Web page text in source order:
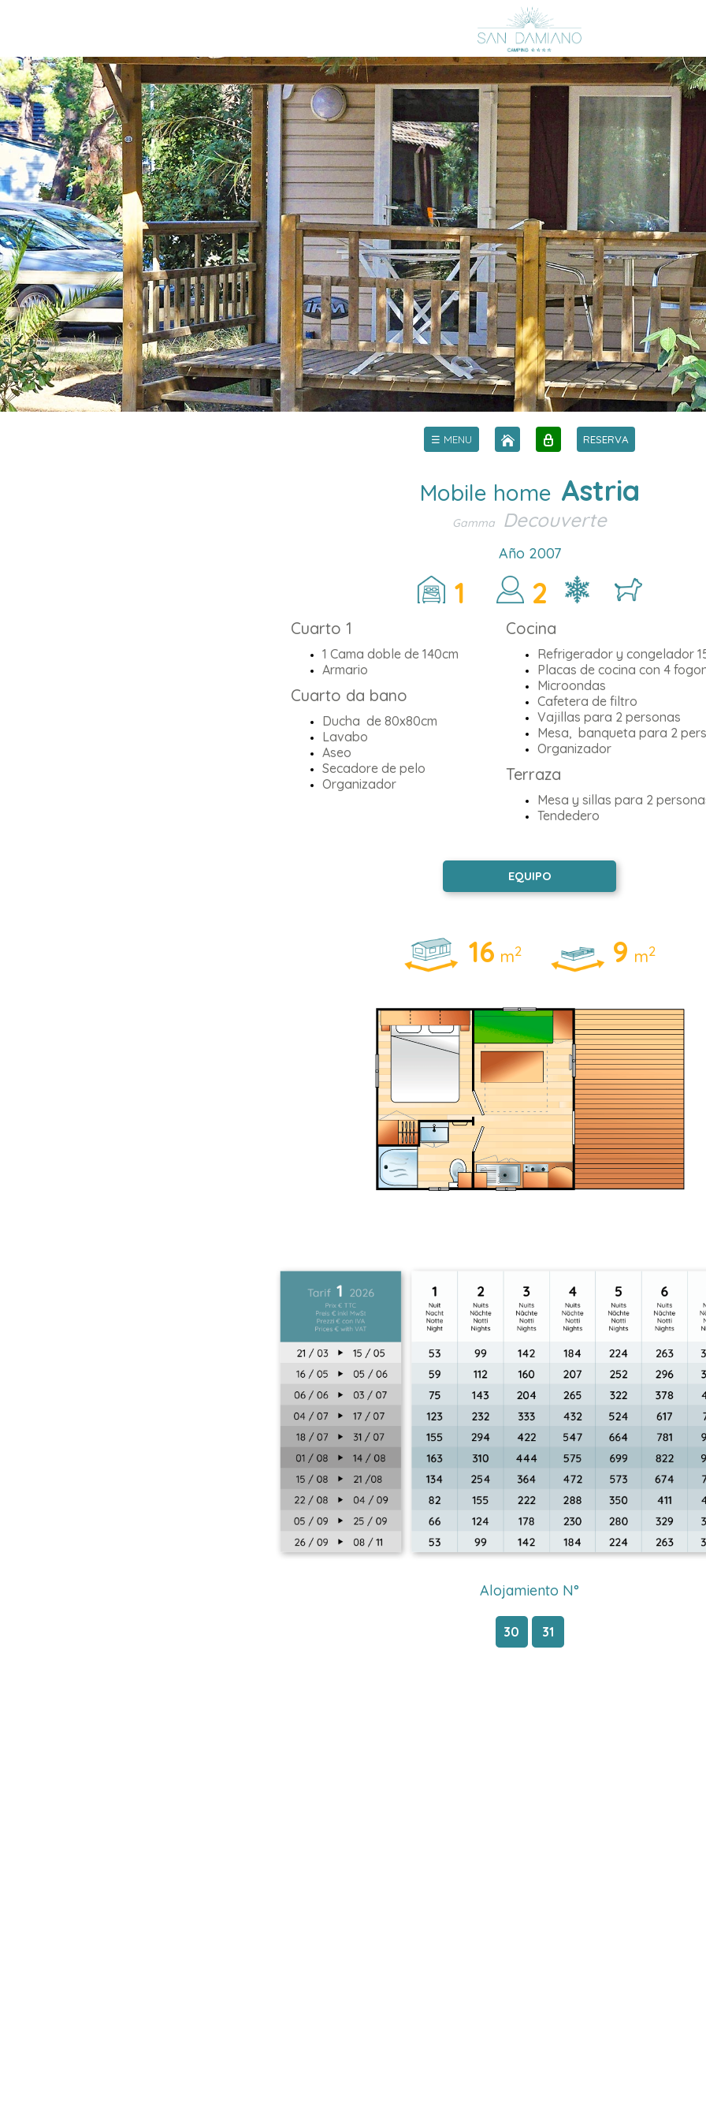
☰ MENU RESERVA
Mobile home Astria
Gamma Decouverte
Año 2007
1 2
Cuarto 1
1 Cama doble de 140cm
Armario
Cuarto da bano
Ducha de 80x80cm
Lavabo
Aseo
Secadore de pelo
Organizador
Cocina
Refrigerador y congelador
Placas de cocina con 4
Microondas
Cafetera de filtro
Vajillas para 2 personas
Mesa, banqueta para 2
Organizador
Terraza
Mesa y sillas para 2
Tendedero
EQUIPO
16 m2 9 m2
Alojamiento N°
30 31